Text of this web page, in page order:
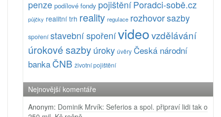
penze podílové fondy pojištěníPoradci-sobě.cz
půjčky realitní trh reality regulace rozhovorsazby
spoření stavební spořenívideovzdělávání
úrokové sazbyúroky úvěry Česká národní
banka ČNB životní pojištění
Nejnovější komentáře
Anonym: Dominik Mrvík: Seferios a spol. připraví lidi tak o